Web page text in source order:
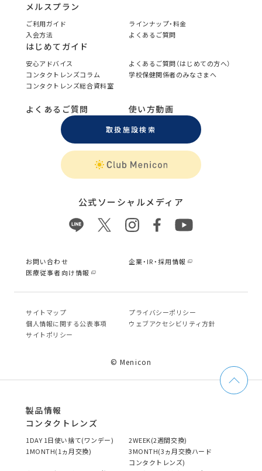
メルスプラン
ご利用ガイド
ラインナップ・料金
入会方法
よくあるご質問
はじめてガイド
安心アドバイス
よくあるご質問（はじめての方へ）
コンタクトレンズコラム
学校保健関係者のみなさまへ
コンタクトレンズ総合資料室
よくあるご質問 使い方動画
取扱施設検索
公式ソーシャルメディア
お問い合わせ
企業・IR・採用情報
医療従事者向け情報
サイトマップ
プライバシーポリシー
個⼈情報に関する公表事項
ウェブアクセシビリティ方針
サイトポリシー
© Menicon
製品情報
コンタクトレンズ
1DAY 1日使い捨て(ワンデー)
2WEEK(2週間交換)
1MONTH(1ヵ月交換)
3MONTH(3ヵ月交換ハード
コンタクトレンズ)